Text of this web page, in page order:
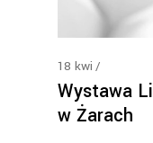
18 kwi
Wystawa
w Żarach